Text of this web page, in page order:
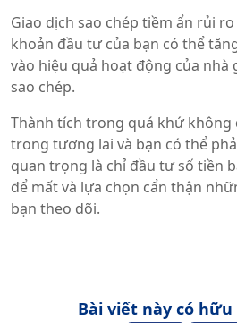
Giao dịch sao chép tiềm ẩn rủi
khoản đầu tư của bạn có thể
vào hiệu quả hoạt động của nhà
sao chép.
Thành tích trong quá khứ không
trong tương lai và bạn có thể
quan trọng là chỉ đầu tư số tiền
để mất và lựa chọn cẩn thận
bạn theo dõi.
Bài viết này có